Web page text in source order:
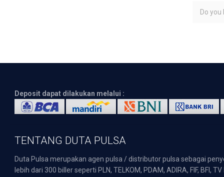
Do you
Deposit dapat dilakukan melalui :
TENTANG DUTA PULSA
Duta Pulsa merupakan agen pulsa / distributor pulsa sebagai
lebih dari 300 biller seperti PLN, TELKOM, PDAM, ADIRA, FIF,